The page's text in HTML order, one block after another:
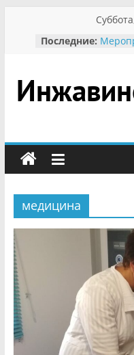
содержимому
Последние:
сельский
портал
медицина